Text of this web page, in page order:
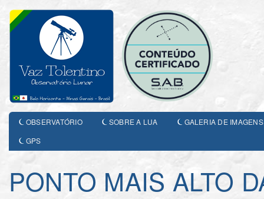
OBSERVATÓRIO SOBRE A LUA
GALERIA DE IMAGENS
GPS
PONTO MAIS ALTO